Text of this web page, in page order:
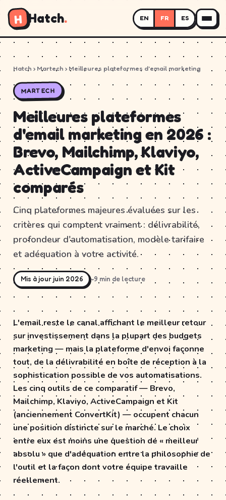
H Hatch. EN FR ES
Hatch › Martech › Meilleures plateformes d'email marketing
MARTECH
Meilleures plateformes
d'email marketing en 2026 :
Brevo, Mailchimp, Klaviyo,
ActiveCampaign et Kit
comparés
Cinq plateformes majeures évaluées sur les
critères qui comptent vraiment : délivrabilité,
profondeur d'automatisation, modèle tarifaire
et adéquation à votre activité.
Mis à jour juin 2026 ~9 min de lecture
L'email reste le canal affichant le meilleur retour
sur investissement dans la plupart des budgets
marketing — mais la plateforme d'envoi façonne
tout, de la délivrabilité en boîte de réception à la
sophistication possible de vos automatisations.
Les cinq outils de ce comparatif — Brevo,
Mailchimp, Klaviyo, ActiveCampaign et Kit
(anciennement ConvertKit) — occupent chacun
une position distincte sur le marché. Le choix
entre eux est moins une question de « meilleur
absolu » que d'adéquation entre la philosophie de
l'outil et la façon dont votre équipe travaille
réellement.